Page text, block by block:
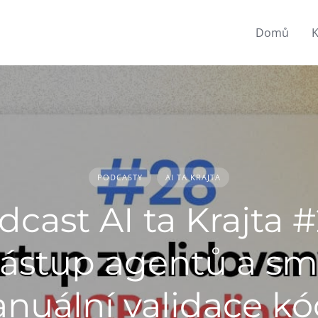
Domů
PODCASTY AI TA KRAJTA
AI ta Krajta
agentů a
validace